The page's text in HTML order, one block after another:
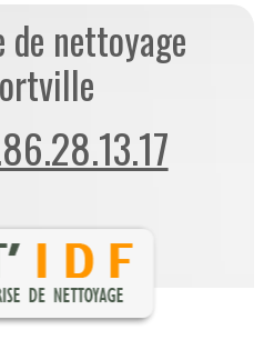
de nettoyage